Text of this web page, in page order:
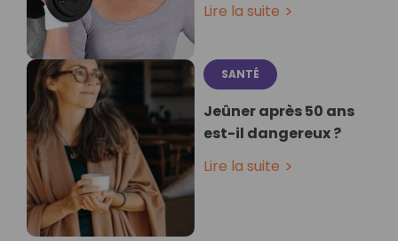
Lire la suite
SANTÉ
Jeûner après 50 ans
est-il dangereux ?
Lire la suite